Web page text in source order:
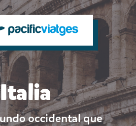
Italia
occidental que